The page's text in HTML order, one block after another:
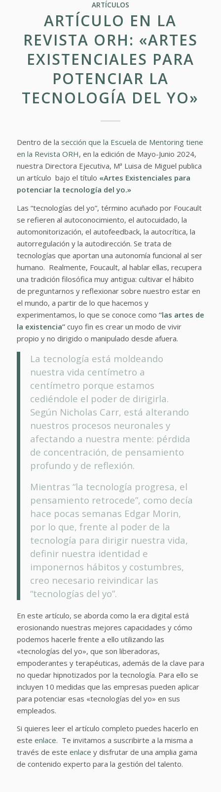
ARTÍCULOS
ARTÍCULO EN LA
REVISTA ORH: «ARTES
EXISTENCIALES PARA
POTENCIAR LA
TECNOLOGÍA DEL YO»
Dentro de la sección que la Escuela de Mentoring tiene
en la Revista ORH, en la edición de Mayo-Junio 2024,
nuestra Directora Ejecutiva, Mª Luisa de Miguel publica
un artículo bajo el título «Artes Existenciales para
potenciar la tecnología del yo.»
Las “tecnologías del yo”, término acuñado por Foucault
se refieren al autoconocimiento, el autocuidado, la
automonitorización, el autofeedback, la autocrítica, la
autorregulación y la autodirección. Se trata de
tecnologías que aportan una autonomía funcional al ser
humano. Realmente, Foucault, al hablar ellas, recupera
una tradición filosófica muy antigua: cultivar el hábito
de preguntarnos y reflexionar sobre nuestro estar en
el mundo, a partir de lo que hacemos y
experimentamos, lo que se conoce como “las artes de
la existencia”cuyo fin es crear un modo de vivir
propio y no dirigido o manipulado desde afuera.
La tecnología está moldeando
nuestra vida centímetro a
centímetro porque estamos
cediéndole el poder de dirigirla.
Según Nicholas Carr, está alterando
nuestros procesos neuronales y
afectando a nuestra mente: pérdida
de concentración, de pensamiento
profundo y de reflexión.
Mientras “la tecnología progresa, el
pensamiento retrocede”, como decía
hace pocas semanas Edgar Morin,
por lo que, frente al poder de la
tecnología para dirigir nuestra vida,
definir nuestra identidad e
imponernos hábitos y costumbres,
creo necesario reivindicar las
“tecnologías del yo”.
En este artículo, se aborda como la era digital está
erosionando nuestras mejores capacidades y cómo
podemos hacerle frente a ello utilizando las
«tecnologías del yo», que son liberadoras,
empoderantes y terapéuticas, además de la clave para
no quedar hipnotizados por la tecnología. Para ello se
incluyen 10 medidas que las empresas pueden aplicar
para potenciar esas «tecnologías del yo» en sus
empleados.
Si quieres leer el artículo completo puedes hacerlo en
este enlace. Te invitamos a suscribirte a la misma a
través de este enlace y disfrutar de una amplia gama
de contenido experto para la gestión del talento.